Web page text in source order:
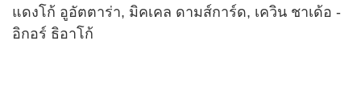
แดงโก้ อูอัตตาร่า, มิคเคล ดามส์การ์ด, เควิน ชาเด้อ -
อิกอร์ ธิอาโก้